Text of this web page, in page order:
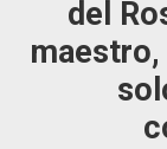
del
maestro,